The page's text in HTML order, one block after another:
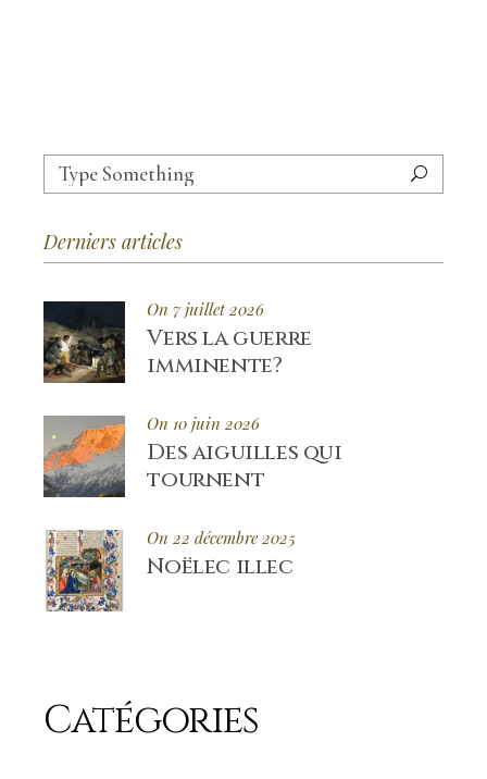
Search
for:
Derniers articles
On 7 juillet 2026
Vers la guerre
imminente?
On 10 juin 2026
Des aiguilles qui
tournent
On 22 décembre 2025
Noëlec illec
Catégories